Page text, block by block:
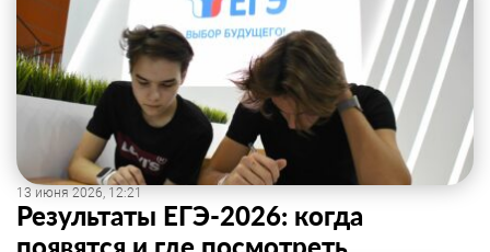
13 июня 2026, 12:21
Результаты ЕГЭ-2026: когда